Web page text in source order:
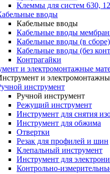
Клеммы для систем 630,
вводы
Кабельные вводы
Кабельные вводы
Кабельные вводы (в сборе)
Кабельные вводы (без
Контрагайки
и электромонтажные
и
инструмент
Ручной инструмент
Режущий инструмент
Инструмент для снятия
Инструмент для обжима
Отвертки
Резак для профилей и шин
Клепальный инструмент
Инструмент для
Контрольно-